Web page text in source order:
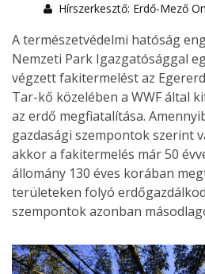
Hírszerkesztő: Erdő-Mező
A természetvédelmi hatóság
Nemzeti Park Igazgatósággal
végzett fakitermelést az
Tar-kő közelében a WWF által
az erdő megfiatalítása.
gazdasági szempontok szerint
akkor a fakitermelés már 50
állomány 130 éves korában
területeken folyó
szempontok azonban